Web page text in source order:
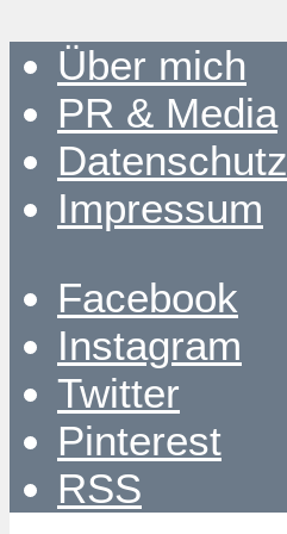
Über mich
PR & Media
Datenschutz
Impressum
Facebook
Instagram
Twitter
Pinterest
RSS